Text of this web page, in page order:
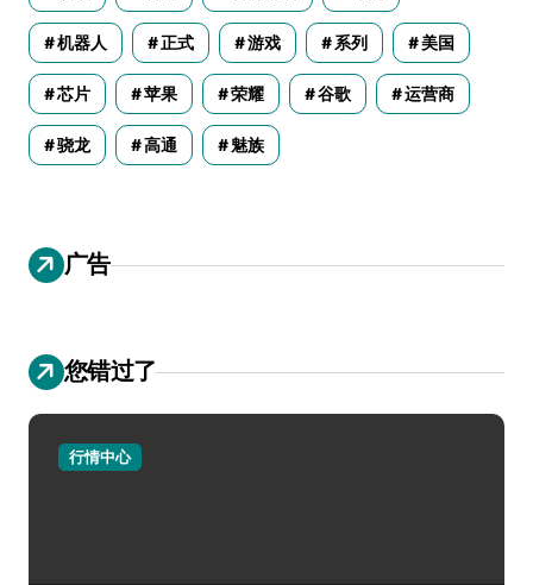
机器人 正式 游戏 系列 美国
芯片 苹果 荣耀 谷歌 运营商
骁龙 高通 魅族
广告
您错过了
行情中心